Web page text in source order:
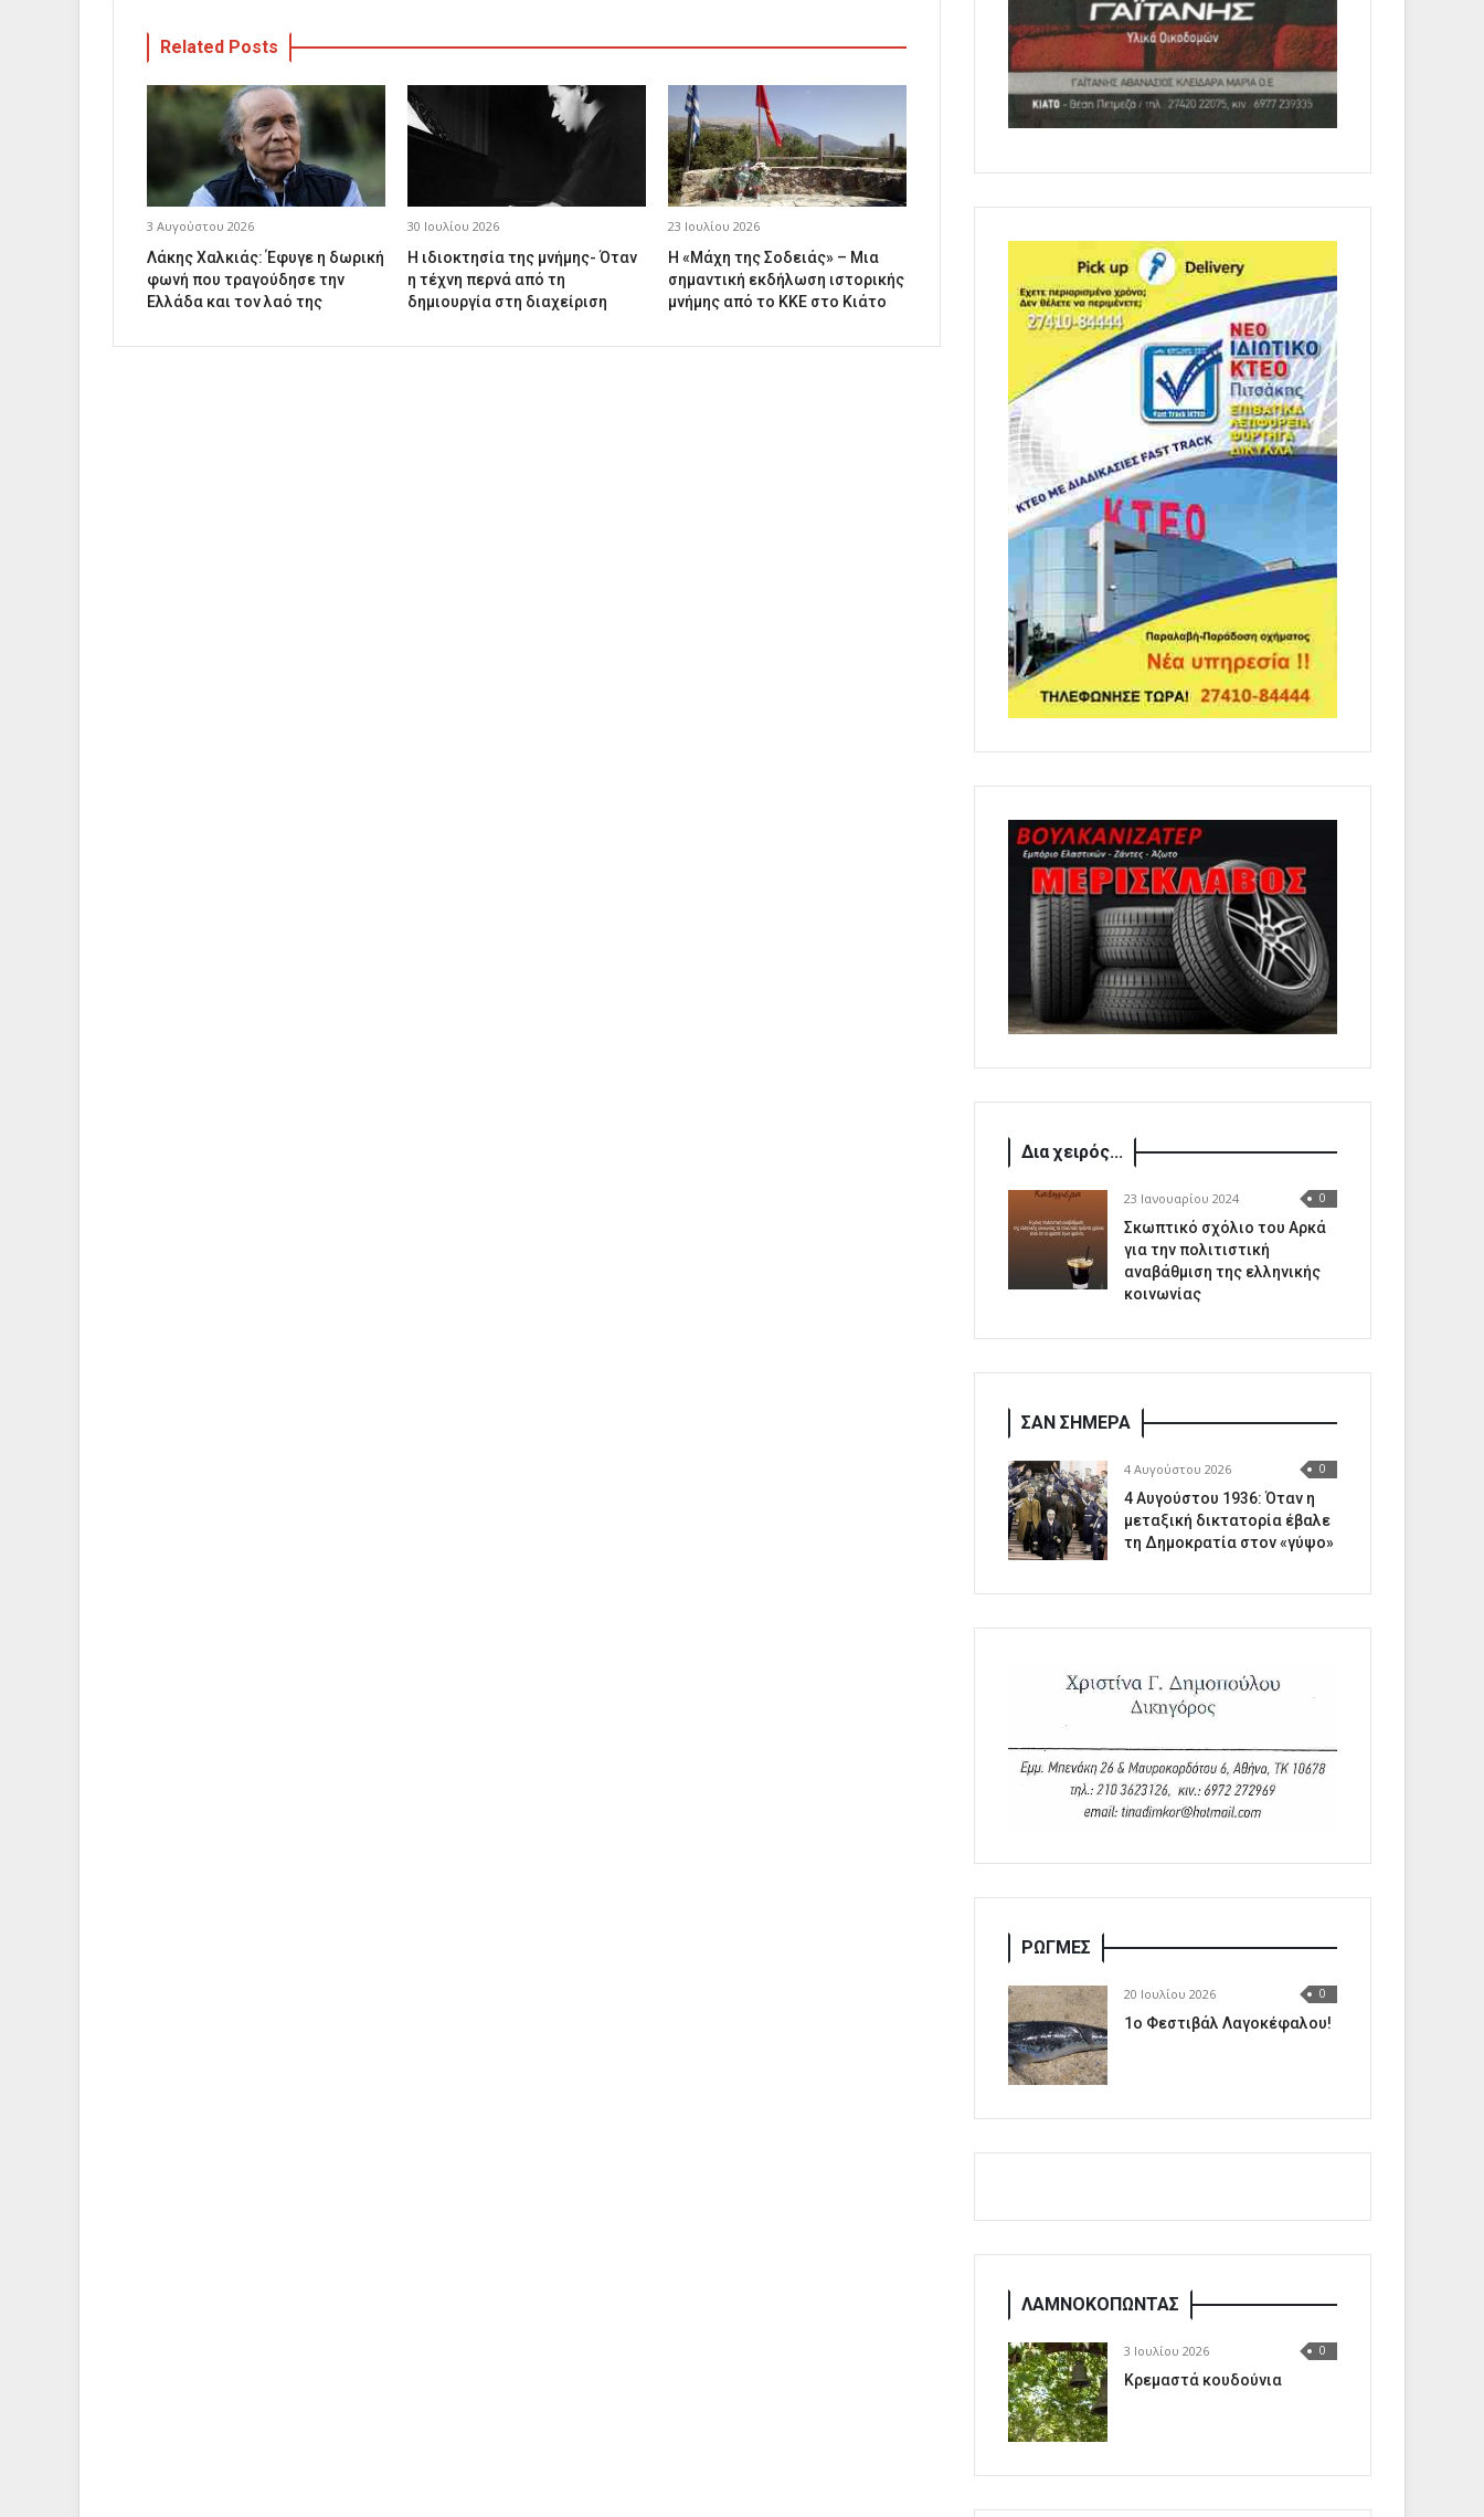
Related Posts
3 Αυγούστου 2026
Λάκης Χαλκιάς: Έφυγε η δωρική
φωνή που τραγούδησε την
Ελλάδα και τον λαό της
30 Ιουλίου 2026
Η ιδιοκτησία της μνήμης- Όταν
η τέχνη περνά από τη
δημιουργία στη διαχείριση
23 Ιουλίου 2026
Η «Μάχη της Σοδειάς» – Μια
σημαντική εκδήλωση ιστορικής
μνήμης από το ΚΚΕ στο Κιάτο
Δια χειρός...
23 Ιανουαρίου 2024 0
Σκωπτικό σχόλιο του Αρκά
για την πολιτιστική
αναβάθμιση της ελληνικής
κοινωνίας
ΣΑΝ ΣΗΜΕΡΑ
4 Αυγούστου 2026 0
4 Αυγούστου 1936: Όταν η
μεταξική δικτατορία έβαλε
τη Δημοκρατία στον «γύψο»
ΡΩΓΜΕΣ
20 Ιουλίου 2026 0
1o Φεστιβάλ Λαγοκέφαλου!
ΛΑΜΝΟΚΟΠΩΝΤΑΣ
3 Ιουλίου 2026 0
Κρεμαστά κουδούνια